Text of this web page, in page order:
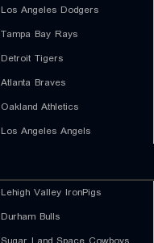
Los Angeles Dodgers
Tampa Bay Rays
Detroit Tigers
Atlanta Braves
Oakland Athletics
Los Angeles Angels
Lehigh Valley IronPigs
Durham Bulls